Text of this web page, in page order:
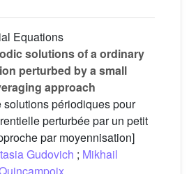
Equations
solutions of a ordinary
perturbed by a small
approach
solutions périodiques pour
perturbée par un petit
par moyennisation]
Gudovich ; Mikhail